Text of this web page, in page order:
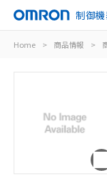
制御
Home > 商品情報 >